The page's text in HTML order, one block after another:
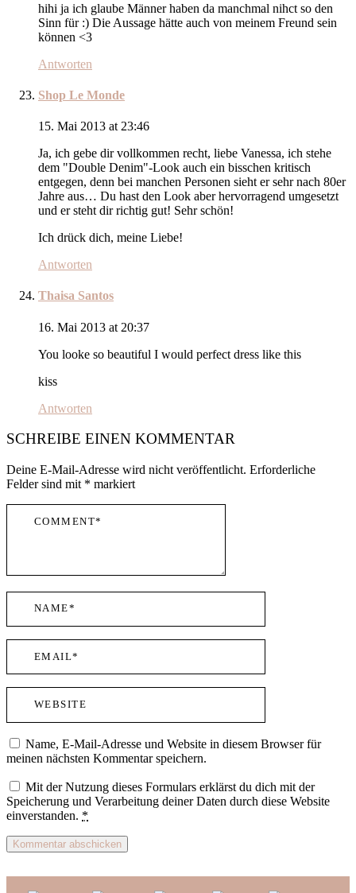
hihi ja ich glaube Männer haben da manchmal nihct so den
Sinn für :) Die Aussage hätte auch von meinem Freund sein
können <3
Antworten
Shop Le Monde
15. Mai 2013 at 23:46
Ja, ich gebe dir vollkommen recht, liebe Vanessa, ich stehe
dem "Double Denim"-Look auch ein bisschen kritisch
entgegen, denn bei manchen Personen sieht er sehr nach 80er
Jahre aus… Du hast den Look aber hervorragend umgesetzt
und er steht dir richtig gut! Sehr schön!
Ich drück dich, meine Liebe!
Antworten
Thaisa Santos
16. Mai 2013 at 20:37
You looke so beautiful I would perfect dress like this
kiss
Antworten
SCHREIBE EINEN KOMMENTAR
Deine E-Mail-Adresse wird nicht veröffentlicht. Erforderliche
Felder sind mit * markiert
Name, E-Mail-Adresse und Website in diesem Browser für
meinen nächsten Kommentar speichern.
Mit der Nutzung dieses Formulars erklärst du dich mit der
Speicherung und Verarbeitung deiner Daten durch diese Website
einverstanden. *